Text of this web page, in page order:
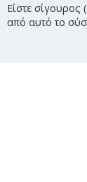
Είστε σίγουρος
από αυτό το